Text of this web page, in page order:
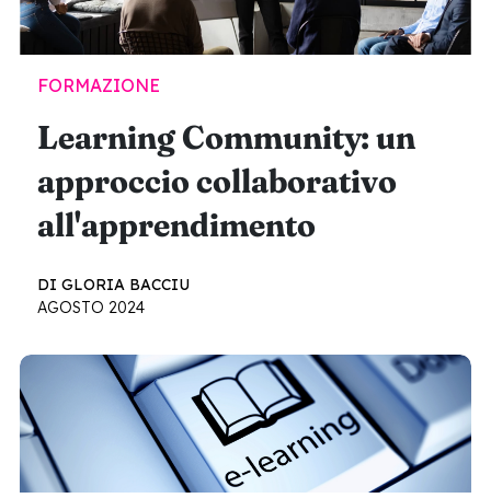
FORMAZIONE
Learning Community: un
approccio collaborativo
all'apprendimento
DI GLORIA BACCIU
AGOSTO 2024